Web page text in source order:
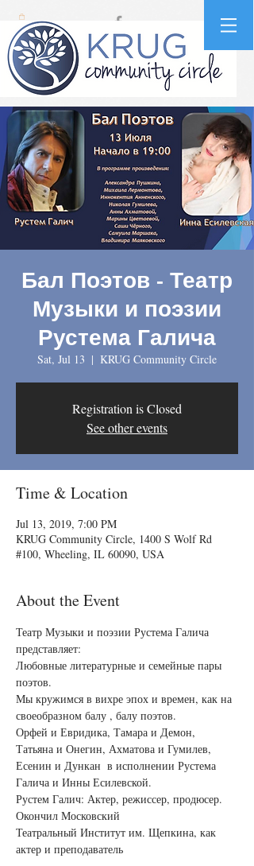
Бал Поэтов - Театр
Музыки и поэзии
Рустема Галича
Sat, Jul 13
  |
KRUG Community Circle
Registration is Closed
See other events
Time & Location
Jul 13, 2019, 7:00 PM
KRUG Community Circle, 1400 S Wolf Rd
#100, Wheeling, IL 60090, USA
About the Event
Театр Музыки и поэзии Рустема Галича
представляет:
Любовные литературные и семейные пары
поэтов.
Мы кружимся в вихре эпох и времен, как на
своеобразном балу , балу поэтов.
Орфей и Евридика, Тамара и Демон,
Татьяна и Онегин, Ахматова и Гумилев,
Есенин и Дункан  в исполнении Рустема
Галича и Инны Есилевской.
Рустем Галич: Актер, режиссер, продюсер.
Окончил Московский
Театральный Институт им. Щепкина, как
актер и преподаватель